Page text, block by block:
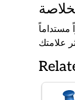
مستداماً